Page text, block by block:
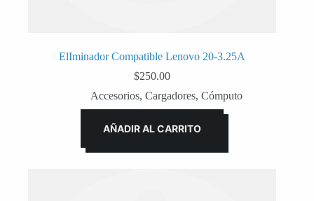
ElIminador Compatible Lenovo 20-3.25A
$250.00
Accesorios, Cargadores, Cómputo
AÑADIR AL CARRITO